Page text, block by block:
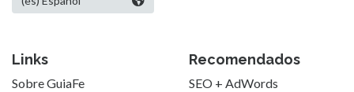
Links
Sobre GuiaFe
Recomendados
SEO + AdWords